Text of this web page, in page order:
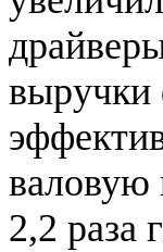
выручки
валовую
2,2 раза